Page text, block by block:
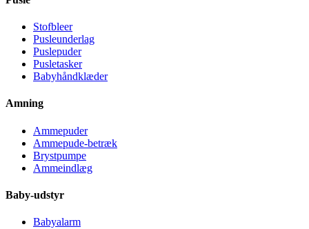
Stofbleer
Pusleunderlag
Puslepuder
Pusletasker
Babyhåndklæder
Amning
Ammepuder
Ammepude-betræk
Brystpumpe
Ammeindlæg
Baby-udstyr
Babyalarm